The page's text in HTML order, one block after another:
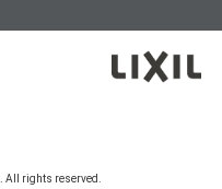
All rights reserved.